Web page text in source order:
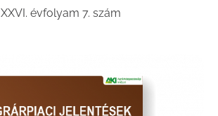
XXVI. évfolyam 7. szám